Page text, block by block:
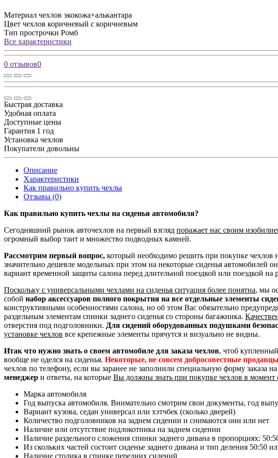
Материал чехлов экокожа+алькантара
Цвет чехлов коричневый с коричневым
Тип прострочки Ромб
Все характеристики
0 отзывов0
Быстрая доставка
Удобная оплата
Доступные цены
Гарантия 1 год
Установка чехлов
Покупатели довольны
Описание
Характеристики
Как правильно купить чехлы
Отзывы (0)
Как правильно купить чехлы на сиденья автомобиля?
Сегодняшний рынок авточехлов на первый взгляд поражает нас своим
огромный выбор таит и множество подводных камней.
Рассмотрим первый вопрос, который необходимо решить при покупке чехлов
значительно дешевле модельных при этом на некоторые сиденья автомобилей
вариант временной защиты салона перед длительной поездкой или поездкой на
Поскольку с универсальными чехлами на сиденья ситуация более понятна, мы
собой набор аксессуаров полного покрытия на все отдельные элементы
конструктивными особенностями салона, но об этом Вас обязательно
раздельным элементам спинки заднего сиденья со стороны багажника.
отверстия под подголовники. Для сидений оборудованных подушками
установке чехлов все крепежные элементы прячутся и визуально не видны.
Итак что нужно знать о своем автомобиле для заказа чехлов, чтоб
вообще не оделся на сиденья. Некоторые, не совсем добросовестные продавцы
чехлов по телефону, если вы заранее не заполнили специальную форму заказа
менеджер и ответы, на которые Вы должны знать при покупке чехлов в момент
Марка автомобиля
Год выпуска автомобиля. Внимательно смотрим свои документы, год
Вариант кузова, седан универсал или хэтчбек (сколько дверей)
Количество подголовников на заднем сидении и снимаются они или нет
Наличие или отсутствие подлокотника на заднем сидении
Наличие раздельного сложения спинки заднего дивана в пропорциях:
Из скольких частей состоит сиденье заднего дивана и тип деления 50:50
Наличие столика в спинке передних сидений